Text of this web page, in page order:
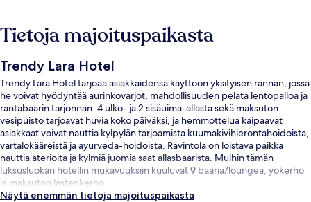
Tietoja majoituspaikasta
Trendy Lara Hotel
Trendy Lara Hotel tarjoaa asiakkaidensa käyttöön yksityisen rannan, jossa
he voivat hyödyntää aurinkovarjot, mahdollisuuden pelata lentopalloa ja
rantabaarin tarjonnan. 4 ulko- ja 2 sisäuima-allasta sekä maksuton
vesipuisto tarjoavat huvia koko päiväksi, ja hemmottelua kaipaavat
asiakkaat voivat nauttia kylpylän tarjoamista kuumakivihierontahoidoista,
vartalokääreistä ja ayurveda-hoidoista. Ravintola on loistava paikka
nauttia aterioita ja kylmiä juomia saat allasbaarista. Muihin tämän
luksusluokan hotellin mukavuuksiin kuuluvat 9 baaria/loungea, yökerho
ja maksuton lastenkerho.
Näytä enemmän tietoja majoituspaikasta